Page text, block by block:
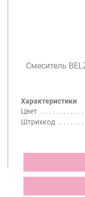
Смеситель
Характеристики
Цвет
Штрихкод